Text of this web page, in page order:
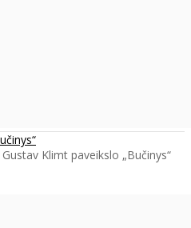
Klimt paveikslo „Bučinys“